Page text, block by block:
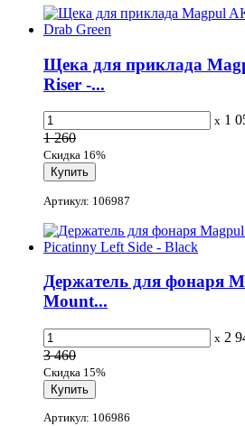
Щека для приклада
Riser -...
x 1
1 260
Скидка 16%
Артикул: 106987
Держатель для фонаря
Mount...
x 2
3 460
Скидка 15%
Артикул: 106986